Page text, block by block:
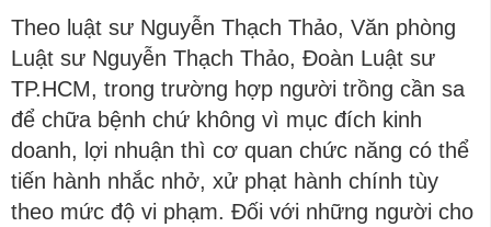
Theo luật sư Nguyễn Thạch Thảo, Văn phòng
Luật sư Nguyễn Thạch Thảo, Đoàn Luật sư
TP.HCM, trong trường hợp người trồng cần sa
để chữa bệnh chứ không vì mục đích kinh
doanh, lợi nhuận thì cơ quan chức năng có thể
tiến hành nhắc nhở, xử phạt hành chính tùy
theo mức độ vi phạm. Đối với những người cho